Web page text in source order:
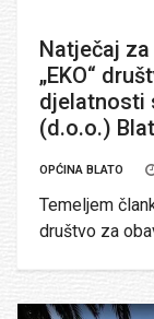
Natječaj
„EKO“
djelatnosti
(d.o.o.)
OPĆINA BLATO
Temeljem
društvo za